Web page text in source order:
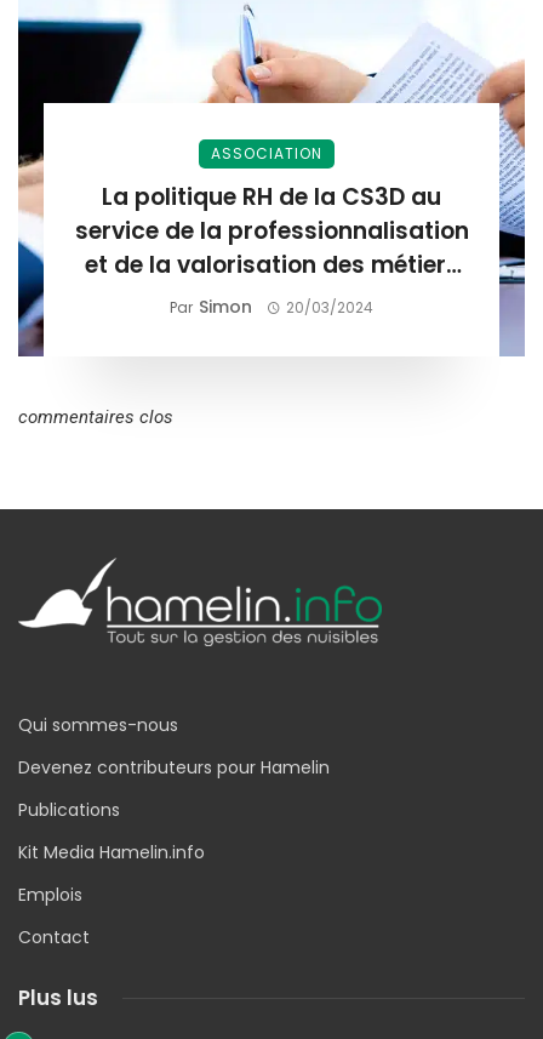
ASSOCIATION
La politique RH de la CS3D au
service de la professionnalisation
et de la valorisation des métiers
de la gestion du risque nuisible
Par Simon 20/03/2024
commentaires clos
Qui sommes-nous
Devenez contributeurs pour Hamelin
Publications
Kit Media Hamelin.info
Emplois
Contact
Plus lus